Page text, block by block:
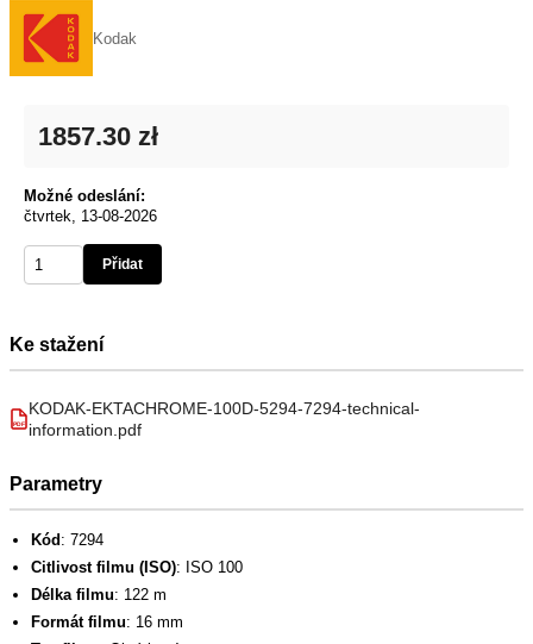
Kodak
1857.30 zł
Možné odeslání:
čtvrtek, 13-08-2026
Přidat
Ke stažení
PDF
KODAK-EKTACHROME-100D-5294-7294-technical-
information.pdf
Parametry
Kód : 7294
Citlivost filmu (ISO): ISO 100
Délka filmu: 122 m
Formát filmu: 16 mm